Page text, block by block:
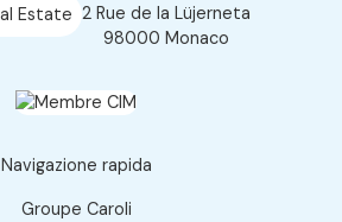
2 Rue de la Lüjerneta
98000 Monaco
Navigazione rapida
Groupe Caroli